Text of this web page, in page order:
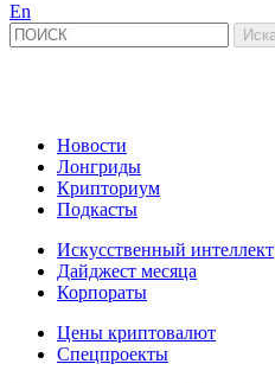
En
Новости
Лонгриды
Крипториум
Подкасты
Искусственный интеллект
Дайджест месяца
Корпораты
Цены криптовалют
Спецпроекты